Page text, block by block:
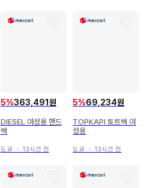
5%363,491원
DIESEL 여성용 핸드
백
도쿄 ・ 13시간 전
5%69,234원
TOPKAPI 토트백 여
성용
도쿄 ・ 13시간 전